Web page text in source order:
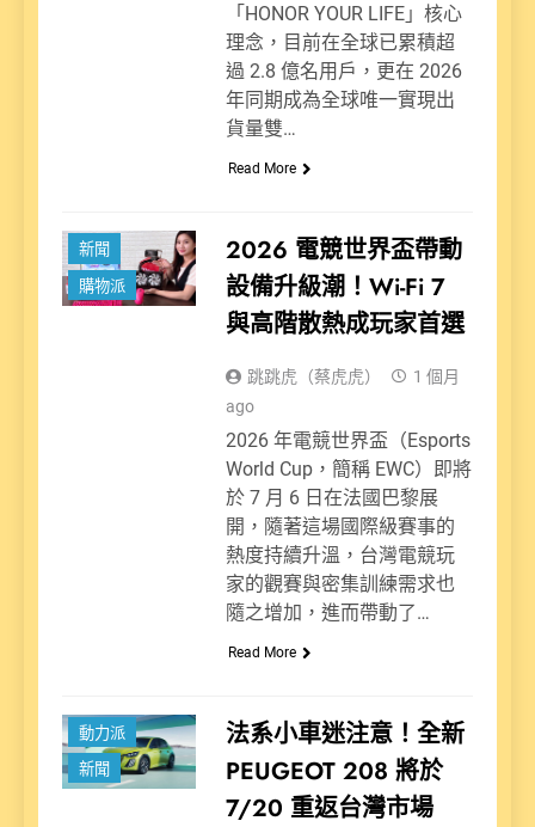
「HONOR YOUR LIFE」核心
理念，目前在全球已累積超
過 2.8 億名用戶，更在 2026
年同期成為全球唯一實現出
貨量雙…
Read More
新聞
購物派
2026 電競世界盃帶動
設備升級潮！Wi-Fi 7
與高階散熱成玩家首選
跳跳虎（蔡虎虎）
1 個月
ago
2026 年電競世界盃（Esports
World Cup，簡稱 EWC）即將
於 7 月 6 日在法國巴黎展
開，隨著這場國際級賽事的
熱度持續升溫，台灣電競玩
家的觀賽與密集訓練需求也
隨之增加，進而帶動了…
Read More
動力派
新聞
法系小車迷注意！全新
PEUGEOT 208 將於
7/20 重返台灣市場